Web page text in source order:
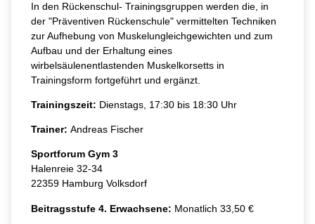
In den Rückenschul- Trainingsgruppen werden die, in
der "Präventiven Rückenschule" vermittelten Techniken
zur Aufhebung von Muskelungleichgewichten und zum
Aufbau und der Erhaltung eines
wirbelsäulenentlastenden Muskelkorsetts in
Trainingsform fortgeführt und ergänzt.
Trainingszeit: Dienstags, 17:30 bis 18:30 Uhr
Trainer: Andreas Fischer
Sportforum Gym 3
Halenreie 32-34
22359 Hamburg Volksdorf
Beitragsstufe 4. Erwachsene: Monatlich 33,50 €